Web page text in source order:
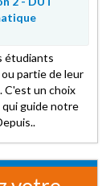
étudiants
partie de leur
C'est un choix
guide notre